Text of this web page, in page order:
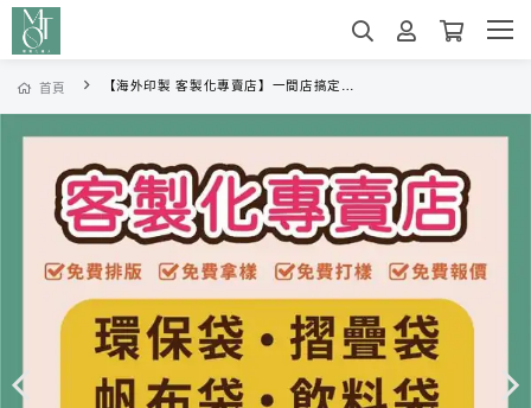
首頁 【海外印製 客製化專賣店】一間店搞定全部客製化商品 環保袋 帆布袋 毛氈袋 印刷袋子 摺疊袋 香片卡 不織布 客製化 MTOS01